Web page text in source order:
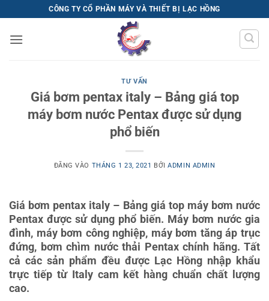
qua
nội
CÔNG TY CỔ PHẦN MÁY VÀ THIẾT BỊ LẠC HỒNG
TƯ VẤN
Giá bơm pentax italy – Bảng giá top
máy bơm nước Pentax được sử dụng
phổ biến
ĐĂNG VÀO THÁNG 1 23, 2021 BỞIADMIN ADMIN
Giá bơm pentax italy – Bảng giá top máy bơm nước
Pentax được sử dụng phổ biến. Máy bơm nước gia
đình, máy bơm công nghiệp, máy bơm tăng áp trục
đứng, bơm chìm nước thải Pentax chính hãng. Tất
cả các sản phẩm đều được Lạc Hồng nhập khẩu
trực tiếp từ Italy cam kết hàng chuẩn chất lượng
cao.